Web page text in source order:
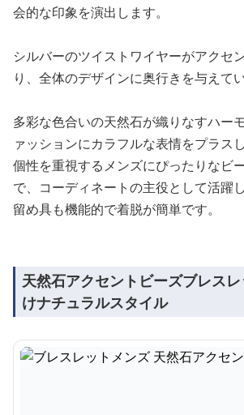
会的な印象を演出します。
シルバーのツイストワイヤーがアクセ
り、全体のデザインに奥行きを与えてい
多彩な色合いの天然石が織りなすハー
ァッションにカラフルな表情をプラスし
個性を重視するメンズにぴったりなビ
で、コーディネートの主役として活躍し
留め具も機能的で着脱が簡単です。
天然石アクセントビーズブレス
けナチュラルスタイル